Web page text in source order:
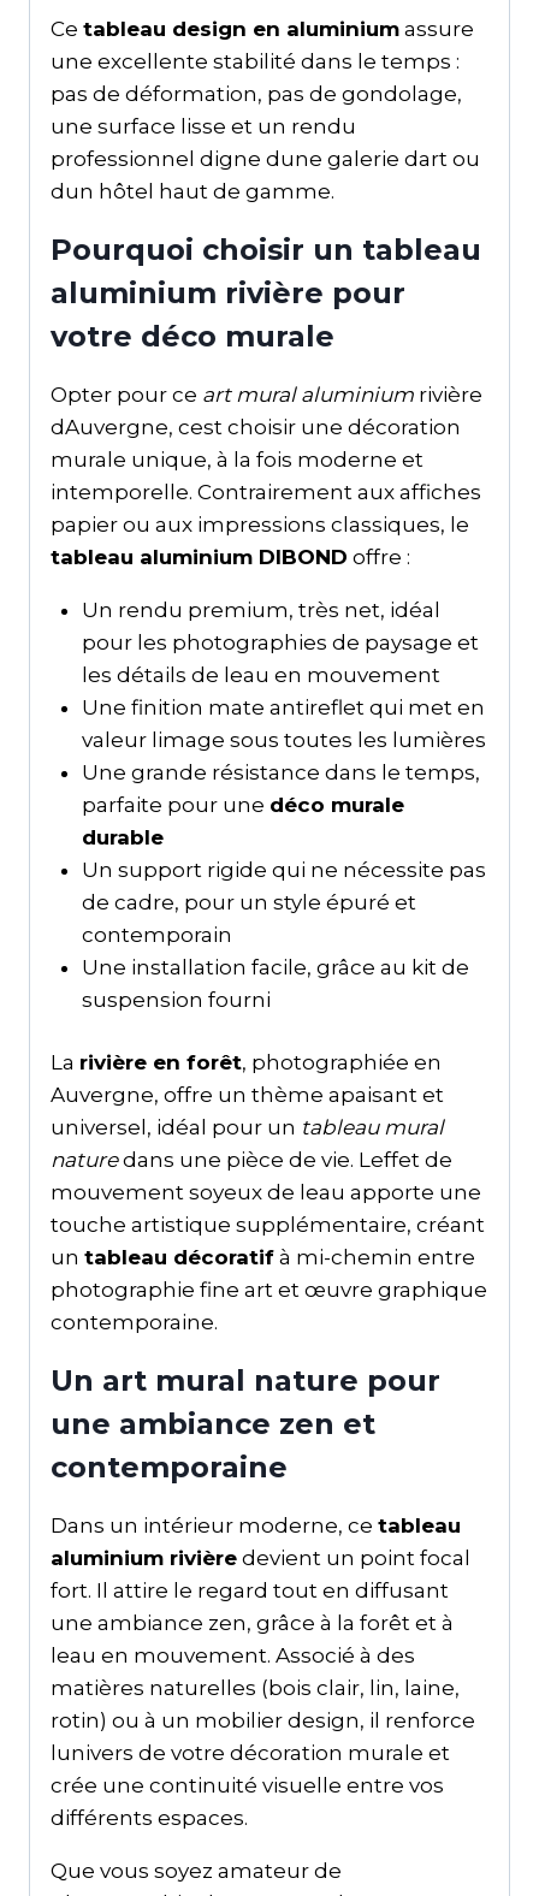
Ce tableau design en aluminium assure
une excellente stabilité dans le temps :
pas de déformation, pas de gondolage,
une surface lisse et un rendu
professionnel digne dune galerie dart ou
dun hôtel haut de gamme.
Pourquoi choisir un tableau
aluminium rivière pour
votre déco murale
Opter pour ce art mural aluminium rivière
dAuvergne, cest choisir une décoration
murale unique, à la fois moderne et
intemporelle. Contrairement aux affiches
papier ou aux impressions classiques, le
tableau aluminium DIBOND offre :
Un rendu premium, très net, idéal
pour les photographies de paysage et
les détails de leau en mouvement
Une finition mate antireflet qui met en
valeur limage sous toutes les lumières
Une grande résistance dans le temps,
parfaite pour une déco murale
durable
Un support rigide qui ne nécessite pas
de cadre, pour un style épuré et
contemporain
Une installation facile, grâce au kit de
suspension fourni
La rivière en forêt, photographiée en
Auvergne, offre un thème apaisant et
universel, idéal pour un tableau mural
naturedans une pièce de vie. Leffet de
mouvement soyeux de leau apporte une
touche artistique supplémentaire, créant
un tableau décoratif à mi-chemin entre
photographie fine art et œuvre graphique
contemporaine.
Un art mural nature pour
une ambiance zen et
contemporaine
Dans un intérieur moderne, ce tableau
aluminium rivière devient un point focal
fort. Il attire le regard tout en diffusant
une ambiance zen, grâce à la forêt et à
leau en mouvement. Associé à des
matières naturelles (bois clair, lin, laine,
rotin) ou à un mobilier design, il renforce
lunivers de votre décoration murale et
crée une continuité visuelle entre vos
différents espaces.
Que vous soyez amateur de